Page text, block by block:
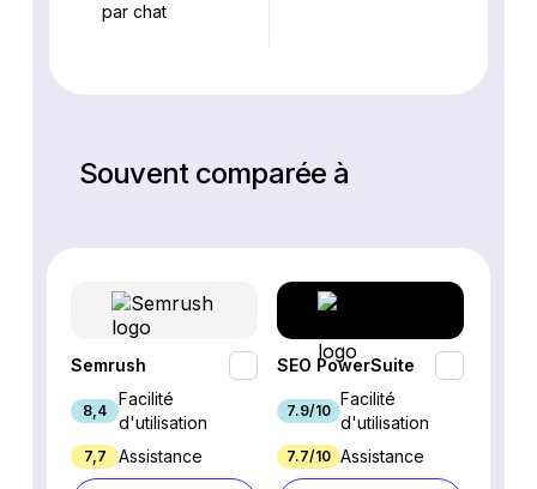
par chat
Souvent comparée à
Semrush
8,4
Facilité
d'utilisation
7,7 Assistance
SEO PowerSuite
7.9/10
Facilité
d'utilisation
7.7/10 Assistance